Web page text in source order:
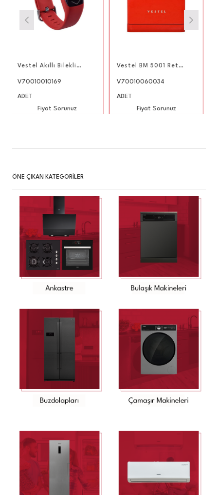
Vestel Akıllı Bileklik Kırmızı
Fiyat Sorunuz
Vestel BM 5001 Retro Kırmızı 5 Programlı Bulaşık Makinesi
V70010060034
Fiyat Sorunuz
ÖNE ÇIKAN KATEGORİLER